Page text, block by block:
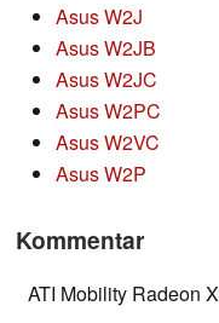
Asus W2J
Asus W2JB
Asus W2JC
Asus W2PC
Asus W2VC
Asus W2P
Kommentar
ATI Mobility Radeon